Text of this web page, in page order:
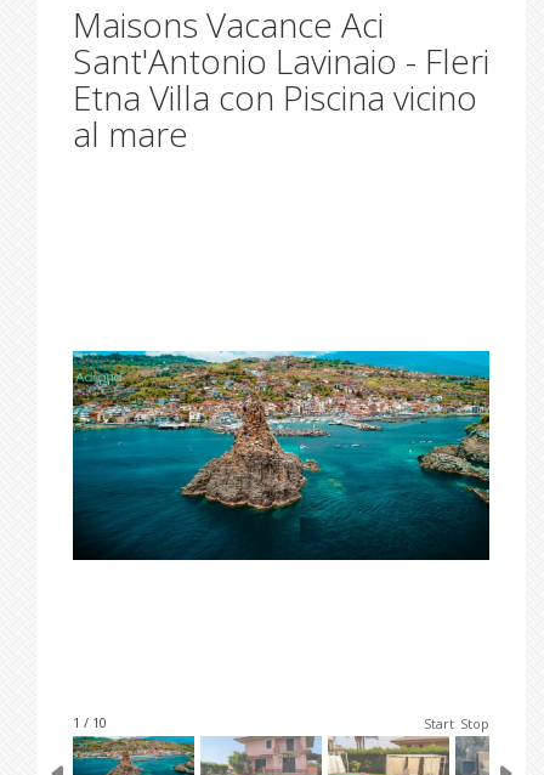
Maisons Vacance Aci
Sant'Antonio Lavinaio - Fleri
Etna Villa con Piscina vicino
al mare
1 / 10 Start Stop